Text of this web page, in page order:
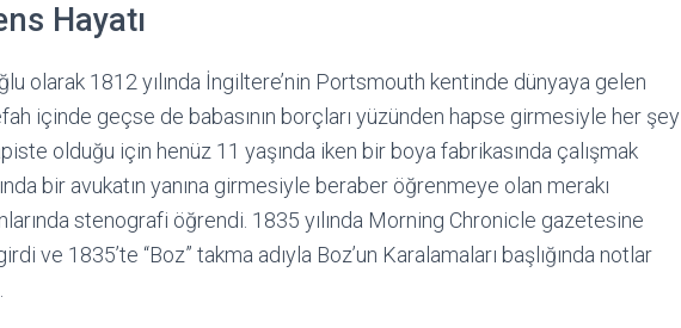
Hayatı
olarak 1812 yılında İngiltere’nin Portsmouth kentinde dünyaya gelen
içinde geçse de babasının borçları yüzünden hapse girmesiyle her şey
olduğu için henüz 11 yaşında iken bir boya fabrikasında çalışmak
bir avukatın yanına girmesiyle beraber öğrenmeye olan merakı
stenografi öğrendi. 1835 yılında Morning Chronicle gazetesine
ve 1835’te “Boz” takma adıyla Boz’un Karalamaları başlığında notlar